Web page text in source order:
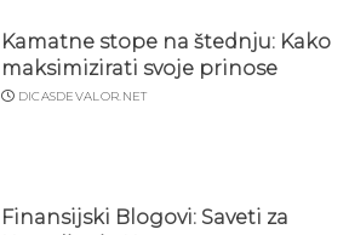
Kamatne stope na štednju: Kako
maksimizirati svoje prinose
DICASDEVALOR.NET
Finansijski Blogovi: Saveti za